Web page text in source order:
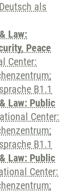
Deutsch als
Law:
Peace
Center:
B1.1
Law: Public
Center:
B1.1
Law: Public
Center: